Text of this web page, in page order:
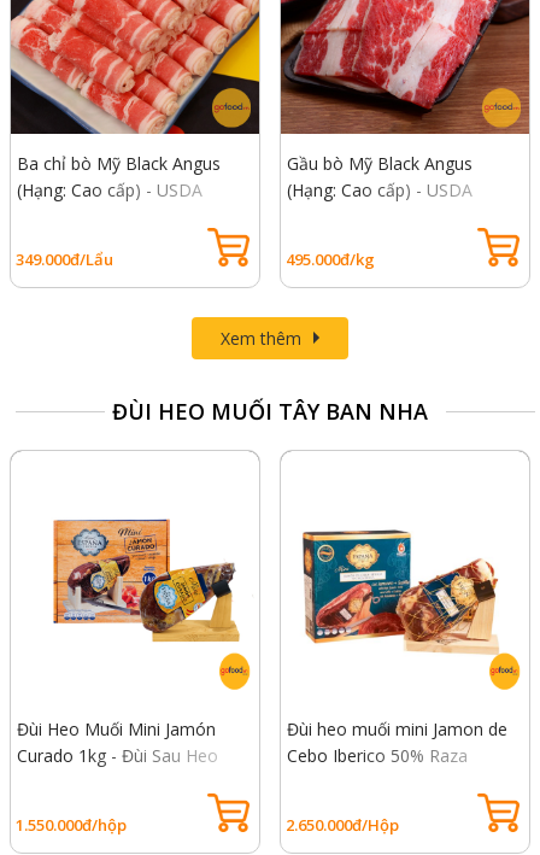
Ba chỉ bò Mỹ Black Angus
(Hạng: Cao cấp) - USDA
349.000đ/Lẩu
Gầu bò Mỹ Black Angus
(Hạng: Cao cấp) - USDA
495.000đ/kg
Xem thêm
ĐÙI HEO MUỐI TÂY BAN NHA
Đùi Heo Muối Mini Jamón
Curado 1kg - Đùi Sau Heo
1.550.000đ/hộp
Đùi heo muối mini Jamon de
Cebo Iberico 50% Raza
2.650.000đ/Hộp